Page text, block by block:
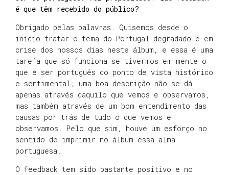
é que têm recebido do público?
Obrigado pelas palavras. Quisemos desde o
início tratar o tema do Portugal degradado e em
crise dos nossos dias neste álbum, e essa é uma
tarefa que só funciona se tivermos em mente o
que é ser português do ponto de vista histórico
e sentimental; uma boa descrição não se dá
apenas através daquilo que vemos e observamos,
mas também através de um bom entendimento das
causas por trás de tudo o que vemos e
observamos. Pelo que sim, houve um esforço no
sentido de imprimir no álbum essa alma
portuguesa.
O feedback tem sido bastante positivo e no